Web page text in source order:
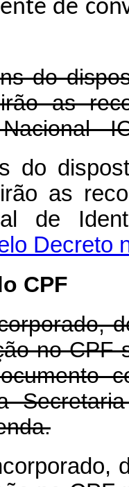
de
do
as
-
do
as
de
Decreto
CPF
no CPF